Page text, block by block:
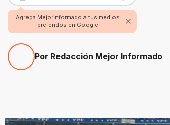
Agrega Mejorinformado a tus medios
preferidos en Google
Por Redacción Mejor Informado